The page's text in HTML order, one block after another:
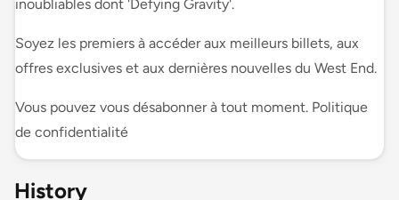
inoubliables dont 'Defying Gravity'.
Soyez les premiers à accéder aux meilleurs billets, aux
offres exclusives et aux dernières nouvelles du West End.
Vous pouvez vous désabonner à tout moment. Politique
de confidentialité
History